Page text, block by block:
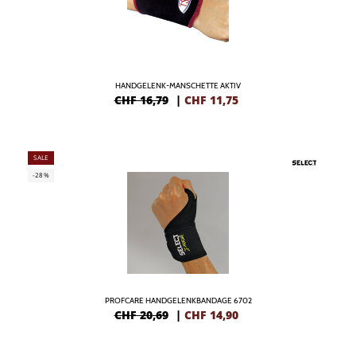
HANDGELENK-MANSCHETTE AKTIV
CHF 16,79 | CHF 11,75
SALE
-28%
PROFCARE HANDGELENKBANDAGE 6702
CHF 20,69 | CHF 14,90